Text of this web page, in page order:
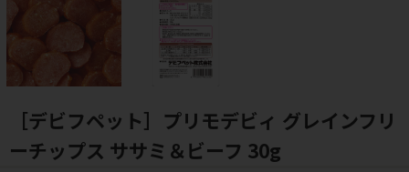
［デビフペット］プリモデビィ グレインフリ
ーチップス ササミ＆ビーフ 30g